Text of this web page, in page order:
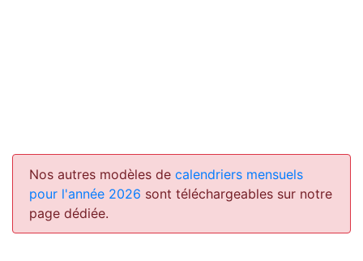
Nos autres modèles de calendriers mensuels
pour l'année 2026 sont téléchargeables sur notre
page dédiée.